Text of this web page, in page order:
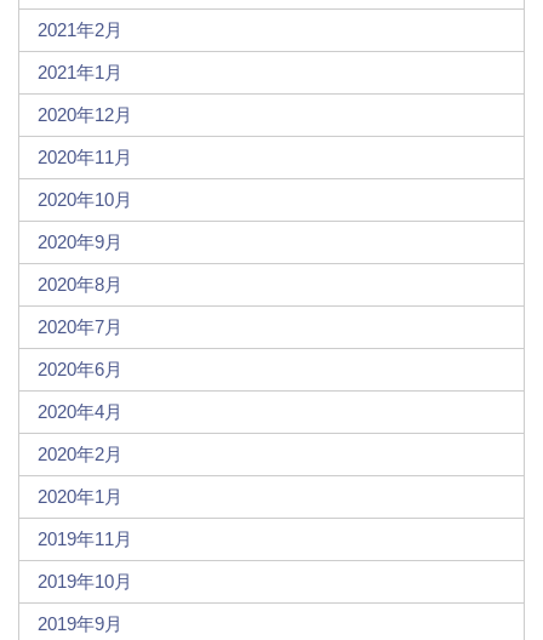
2021年2月
2021年1月
2020年12月
2020年11月
2020年10月
2020年9月
2020年8月
2020年7月
2020年6月
2020年4月
2020年2月
2020年1月
2019年11月
2019年10月
2019年9月